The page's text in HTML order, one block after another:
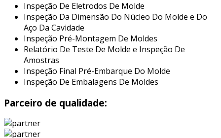
Inspeção De Eletrodos De Molde
Inspeção Da Dimensão Do Núcleo Do Molde e Do
Aço Da Cavidade
Inspeção Pré-Montagem De Moldes
Relatório De Teste De Molde e Inspeção De
Amostras
Inspeção Final Pré-Embarque Do Molde
Inspeção De Embalagens De Moldes
Parceiro de qualidade: